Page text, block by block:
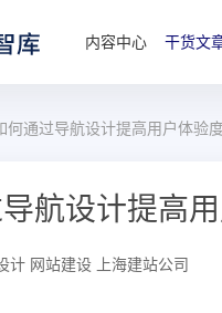
内容中心 干货文
何通过导航设计提高用户体验
航设计提高
计 网站建设 上海建站公司